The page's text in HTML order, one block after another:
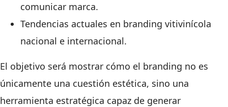
comunicar marca.
Tendencias actuales en branding vitivinícola
nacional e internacional.
El objetivo será mostrar cómo el branding no es
únicamente una cuestión estética, sino una
herramienta estratégica capaz de generar